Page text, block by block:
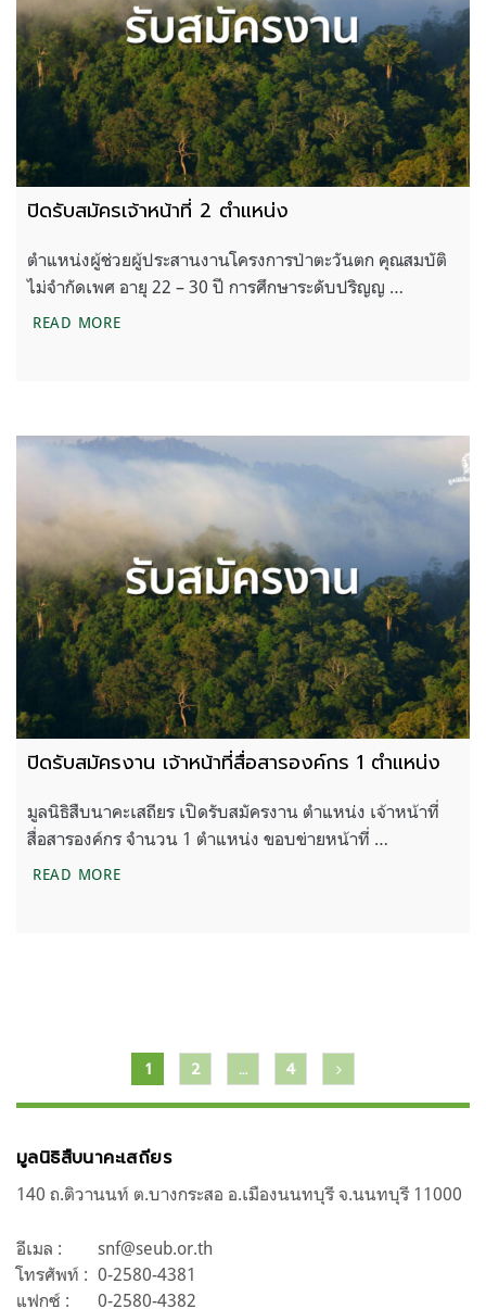
ปิดรับสมัครเจ้าหน้าที่ 2 ตำแหน่ง
ตำแหน่งผู้ช่วยผู้ประสานงานโครงการป่าตะวันตก คุณสมบัติ
ไม่จำกัดเพศ อายุ 22 – 30 ปี การศึกษาระดับปริญญ …
READ MOREปิดรับสมัครเจ้าหน้าที่ 2 ตำแหน่ง
ปิดรับสมัครงาน เจ้าหน้าที่สื่อสารองค์กร 1 ตำแหน่ง
มูลนิธิสืบนาคะเสถียร เปิดรับสมัครงาน ตำแหน่ง เจ้าหน้าที่
สื่อสารองค์กร จำนวน 1 ตำแหน่ง ขอบข่ายหน้าที่ …
READ MOREปิดรับสมัครงาน เจ้าหน้าที่สื่อสารองค์กร 1 ตำแหน่ง
เรื่อง
1 2 … 4
มูลนิธิสืบนาคะเสถียร
140 ถ.ติวานนท์ ต.บางกระสอ อ.เมืองนนทบุรี จ.นนทบุรี 11000
อีเมล :
snf@seub.or.th
โทรศัพท์ : 0-2580-4381
แฟกซ์ :
0-2580-4382